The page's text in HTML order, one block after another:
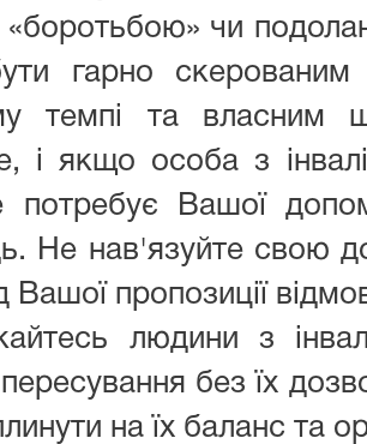
«боротьбою» чи
гарно
темпі та власним
і якщо особа з
потребує Вашої
Не нав'язуйте свою
Вашої пропозиції
людини з
пересування без їх
на їх баланс та